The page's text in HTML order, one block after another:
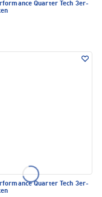
Quarter Tech 3er-
Quarter Tech 3er-